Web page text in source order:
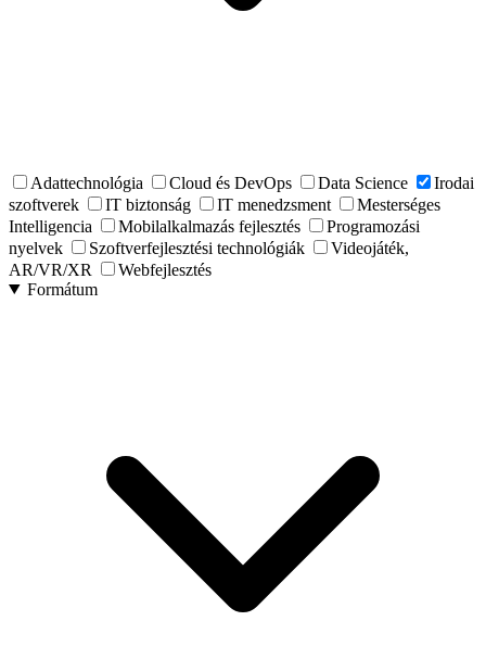
Adattechnológia Cloud és DevOps Data Science
Irodai
szoftverek
IT biztonság IT menedzsment
Mesterséges
Intelligencia
Mobilalkalmazás fejlesztés
Programozási
nyelvek
Szoftverfejlesztési technológiák
Videojáték,
AR/VR/XR
Webfejlesztés
Formátum